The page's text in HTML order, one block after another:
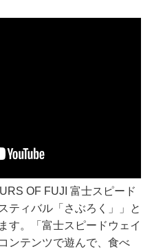
OF FUJI 富士スピード
ティバル「さぶろく」」と
す。「富士スピードウェイ
ンテンツで遊んで、食べ